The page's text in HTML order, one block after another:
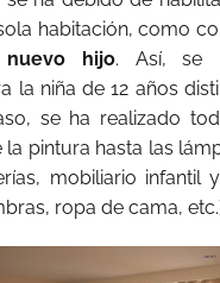
habitación, como
hijo. Así, se
la niña de 12 años
se ha realizado
la pintura hasta las
mobiliario infantil
ropa de cama,